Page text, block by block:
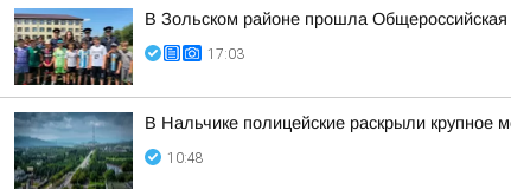
В Зольском районе прошла
17:03
В Нальчике полицейские раскрыли крупное
10:48